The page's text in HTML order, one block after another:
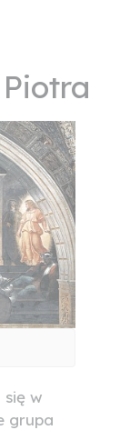
w
grupa